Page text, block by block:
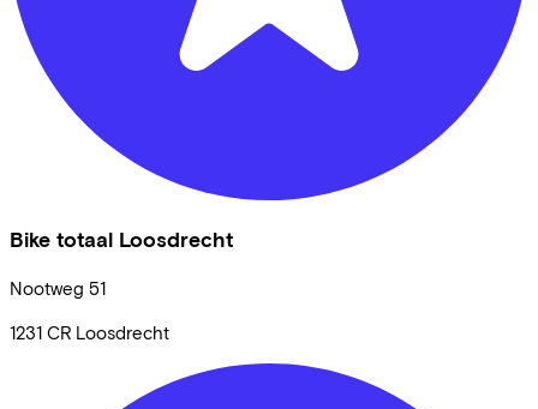
Bike totaal Loosdrecht
Nootweg 51
1231 CR Loosdrecht